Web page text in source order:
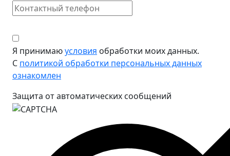
Я принимаюусловия обработки моих данных.
С политикой обработки персональных данных
ознакомлен
Защита от автоматических сообщений